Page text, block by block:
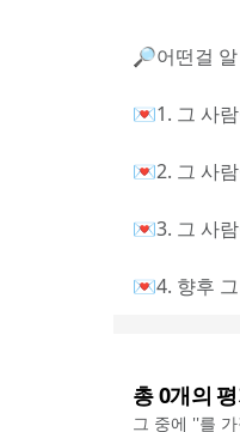
🔎어떤걸
💌1. 그 사
💌2. 그 사
💌3. 그 사
💌4. 향후
총0개의
그 중에 ''를